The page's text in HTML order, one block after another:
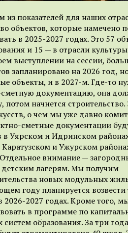
из показателей для наших
объектов, которые намечено
в 2025-2027 годах. Это 57
и 15 — в отрасли
выступлении на сессии,
запланировано на 2026 год,
объекты, и в 2027-м. Где-то
сметную документацию, она
потом начнется строительство.
о чем мы уже давно
сметные документации
в Уярском и Идринском
и Ужурском
внимание —
лагерям. Мы получим
новых модульных
году планируется возвести
2026-2027 годах. Кроме того,
в программе по
образования. За три